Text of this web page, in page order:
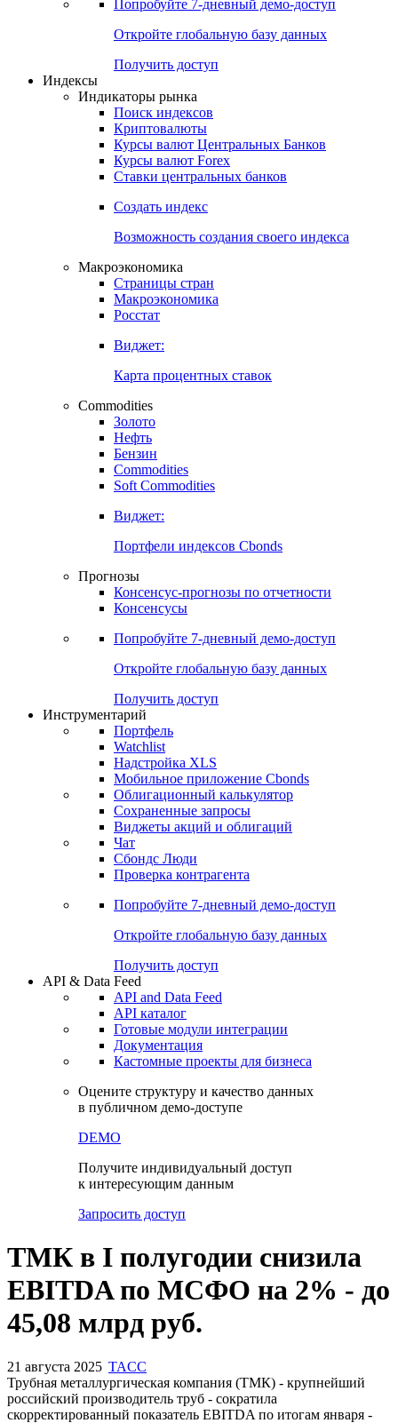
Попробуйте 7-дневный демо-доступ
Откройте глобальную базу данных
Получить доступ
Индексы
Индикаторы рынка
Поиск индексов
Криптовалюты
Курсы валют Центральных Банков
Курсы валют Forex
Ставки центральных банков
Создать индекс
Возможность создания своего индекса
Макроэкономика
Страницы стран
Макроэкономика
Росстат
Виджет:
Карта процентных ставок
Commodities
Золото
Нефть
Бензин
Commodities
Soft Commodities
Виджет:
Портфели индексов Cbonds
Прогнозы
Консенсус-прогнозы по отчетности
Консенсусы
Попробуйте 7-дневный демо-доступ
Откройте глобальную базу данных
Получить доступ
Инструментарий
Портфель
Watchlist
Надстройка XLS
Мобильное приложение Cbonds
Облигационный калькулятор
Сохраненные запросы
Виджеты акций и облигаций
Чат
Сбондс Люди
Проверка контрагента
Попробуйте 7-дневный демо-доступ
Откройте глобальную базу данных
Получить доступ
API & Data Feed
API and Data Feed
API каталог
Готовые модули интеграции
Документация
Кастомные проекты для бизнеса
Оцените структуру и качество данных
в публичном демо-доступе
DEMO
Получите индивидуальный доступ
к интересующим данным
Запросить доступ
ТМК в I полугодии снизила
EBITDA по МСФО на 2% - до
45,08 млрд руб.
21 августа 2025 TACC
Трубная металлургическая компания (ТМК) - крупнейший
российский производитель труб - сократила
скорректированный показатель EBITDA по итогам января -